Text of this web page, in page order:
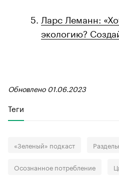
Ларс Леманн:
экологию?
Обновлено 01.06.2023
Теги
«Зеленый» подкаст
Осознанное потребление